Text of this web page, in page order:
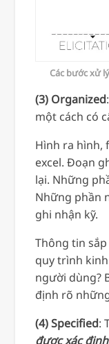
Các bước xử
(3) Organized
một cách có
Hình ra hình,
excel. Đoạn
lại. Những
Những phần
ghi nhận kỹ.
Thông tin
quy trình
người dùng?
định rõ
(4) Specified:
được xác